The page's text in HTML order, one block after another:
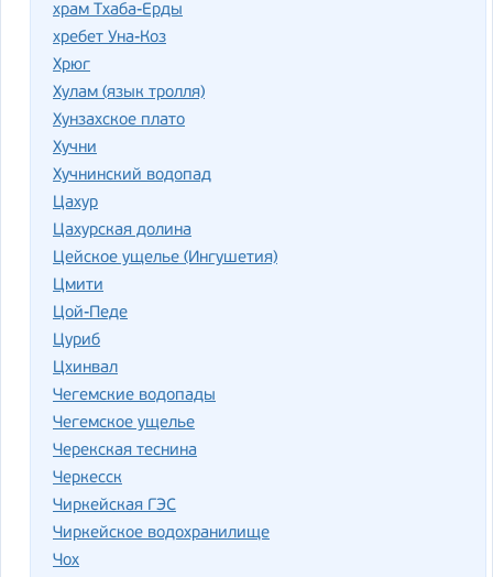
храм Тхаба-Ерды
хребет Уна-Коз
Хрюг
Хулам (язык тролля)
Хунзахское плато
Хучни
Хучнинский водопад
Цахур
Цахурская долина
Цейское ущелье (Ингушетия)
Цмити
Цой-Педе
Цуриб
Цхинвал
Чегемские водопады
Чегемское ущелье
Черекская теснина
Черкесск
Чиркейская ГЭС
Чиркейское водохранилище
Чох